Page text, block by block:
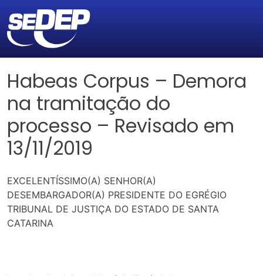
Habeas Corpus – Demora
na tramitação do
processo – Revisado em
13/11/2019
EXCELENTÍSSIMO(A) SENHOR(A)
DESEMBARGADOR(A) PRESIDENTE DO EGRÉGIO
TRIBUNAL DE JUSTIÇA DO ESTADO DE SANTA
CATARINA